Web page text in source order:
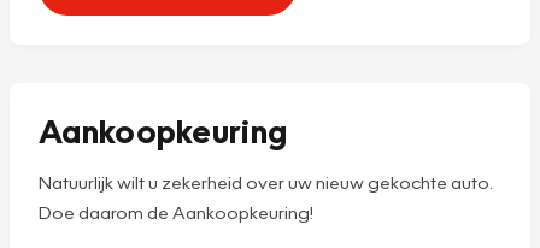
Aankoopkeuring
Natuurlijk wilt u zekerheid over uw nieuw gekochte auto.
Doe daarom de Aankoopkeuring!